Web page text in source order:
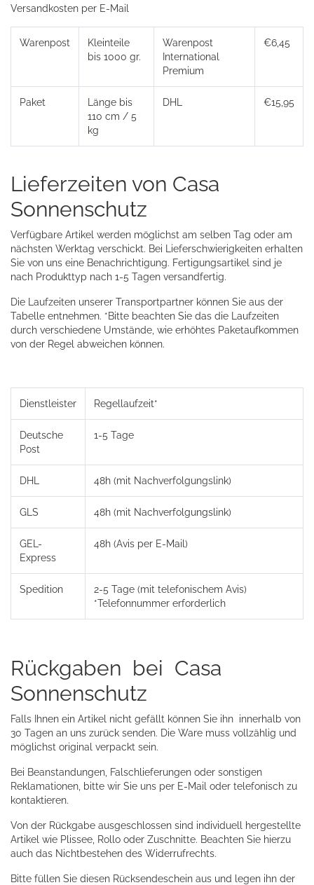
Versandkosten per E-Mail
Warenpost
Kleinteile
bis 1000 gr.
Warenpost
International
Premium
€6,45
Paket
Länge bis
110 cm / 5
kg
DHL €15,95
Lieferzeiten von Casa
Sonnenschutz
Verfügbare Artikel werden möglichst am selben Tag oder am
nächsten Werktag verschickt. Bei Lieferschwierigkeiten erhalten
Sie von uns eine Benachrichtigung. Fertigungsartikel sind je
nach Produkttyp nach 1-5 Tagen versandfertig.
Die Laufzeiten unserer Transportpartner können Sie aus der
Tabelle entnehmen. *Bitte beachten Sie das die Laufzeiten
durch verschiedene Umstände, wie erhöhtes Paketaufkommen
von der Regel abweichen können.
Dienstleister Regellaufzeit*
Deutsche
Post
1-5 Tage
DHL 48h (mit Nachverfolgungslink)
GLS 48h (mit Nachverfolgungslink)
GEL-
Express
48h (Avis per E-Mail)
Spedition
2-5 Tage (mit telefonischem Avis)
*Telefonnummer erforderlich
Rückgaben bei Casa
Sonnenschutz
Falls Ihnen ein Artikel nicht gefällt können Sie ihn innerhalb von
30 Tagen an uns zurück senden. Die Ware muss vollzählig und
möglichst original verpackt sein.
Bei Beanstandungen, Falschlieferungen oder sonstigen
Reklamationen, bitte wir Sie uns per E-Mail oder telefonisch zu
kontaktieren.
Von der Rückgabe ausgeschlossen sind individuell hergestellte
Artikel wie Plissee, Rollo oder Zuschnitte. Beachten Sie hierzu
auch das Nichtbestehen des Widerrufrechts.
Bitte füllen Sie diesen Rücksendeschein aus und legen ihn der